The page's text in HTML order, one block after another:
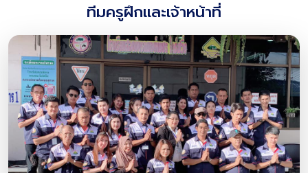
ทีมครูฝึกและเจ้าหน้าที่